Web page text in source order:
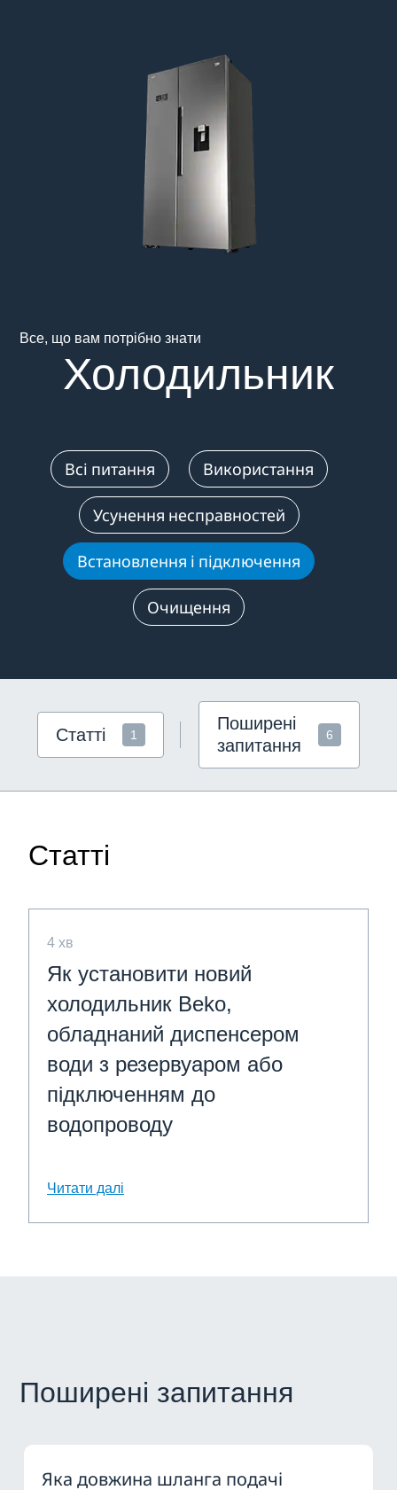
Все, що вам потрібно знати
Холодильник
Всі питання Використання
Усунення несправностей
Встановлення і підключення
Очищення
Статті 1
Поширені
запитання
6
Статті
4 хв
Як установити новий
холодильник Beko,
обладнаний диспенсером
води з резервуаром або
підключенням до
водопроводу
Читати далі
Поширені запитання
Яка довжина шланга подачі